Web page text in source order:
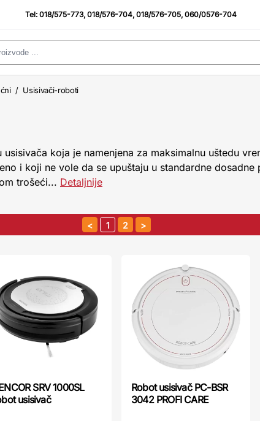
Tel:018/575-773,018/576-704,018/576-705,060/0576-704
/ Usisivači-roboti
koja je namenjena za maksimalnu uštedu
i koji ne vole da se upuštaju u standardne dosadne
trošeći... Detaljnije
1 2
SRV 1000SL
usisivač
Robot usisivač PC-BSR
3042 PROFI CARE